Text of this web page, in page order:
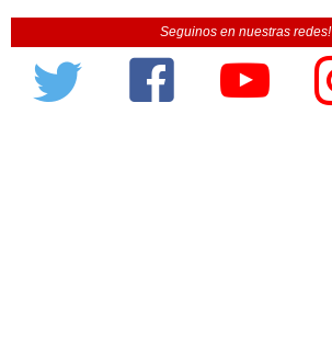
Seguinos en nuestras redes!